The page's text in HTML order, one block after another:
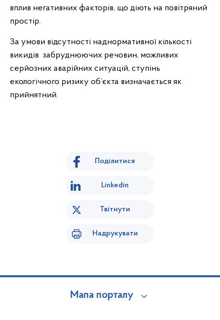
вплив негативних факторів, що діють на повітряний
простір.
За умови відсутності наднормативної кількості
викидів забруднюючих речовин, можливих
серйозних аварійних ситуацій, ступінь
екологічного ризику об’єкта визначається як
прийнятний.
Поділитися
Linkedin
Твітнути
Надрукувати
Мапа порталу